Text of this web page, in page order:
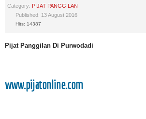
Category: PIJAT PANGGILAN
Published: 13 August 2016
Hits: 14387
Pijat Panggilan Di Purwodadi
www.pijatonline.com